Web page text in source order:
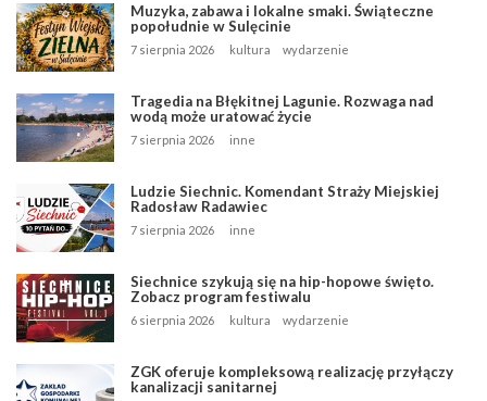
Muzyka, zabawa i lokalne smaki. Świąteczne
popołudnie w Sulęcinie
7 sierpnia 2026 kultura wydarzenie
Tragedia na Błękitnej Lagunie. Rozwaga nad
wodą może uratować życie
7 sierpnia 2026 inne
Ludzie Siechnic. Komendant Straży Miejskiej
Radosław Radawiec
7 sierpnia 2026 inne
Siechnice szykują się na hip-hopowe święto.
Zobacz program festiwalu
6 sierpnia 2026 kultura wydarzenie
ZGK oferuje kompleksową realizację przyłączy
kanalizacji sanitarnej